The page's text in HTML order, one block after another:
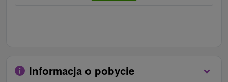
Informacja o pobycie